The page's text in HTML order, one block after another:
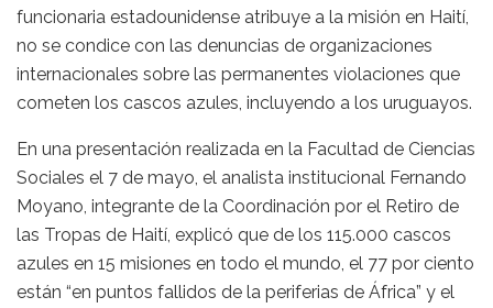
funcionaria estadounidense atribuye a la misión en Haití,
no se condice con las denuncias de organizaciones
internacionales sobre las permanentes violaciones que
cometen los cascos azules, incluyendo a los uruguayos.
En una presentación realizada en la Facultad de Ciencias
Sociales el 7 de mayo, el analista institucional Fernando
Moyano, integrante de la Coordinación por el Retiro de
las Tropas de Haití, explicó que de los 115.000 cascos
azules en 15 misiones en todo el mundo, el 77 por ciento
están “en puntos fallidos de la periferias de África” y el